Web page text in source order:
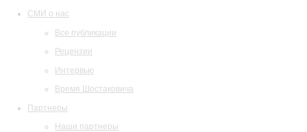
СМИ о нас
Все публикации
Рецензии
Интервью
Время Шостаковича
Партнеры
Наши партнеры